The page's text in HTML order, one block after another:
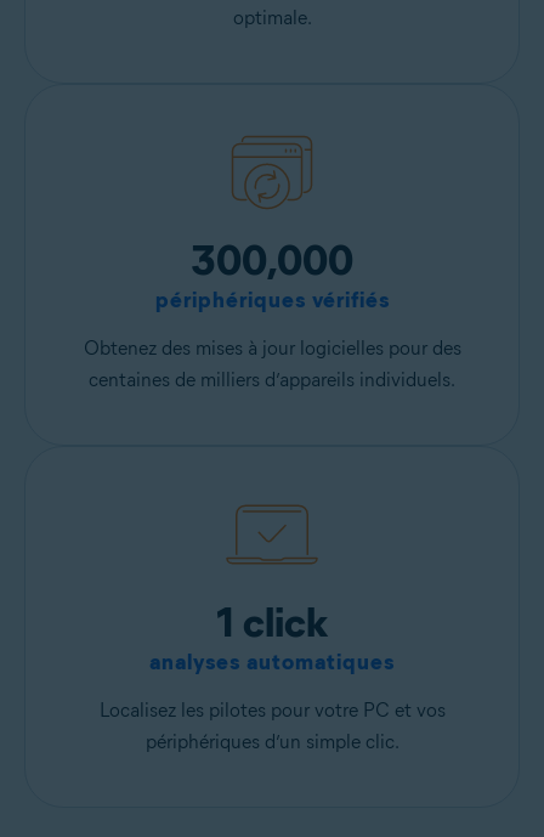
optimale.
300,000
périphériques vérifiés
Obtenez des mises à jour logicielles pour des
centaines de milliers d’appareils individuels.
1 click
analyses automatiques
Localisez les pilotes pour votre PC et vos
périphériques d’un simple clic.